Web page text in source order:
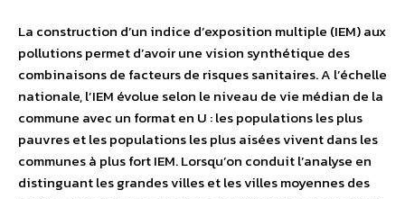
La construction d’un indice d’exposition multiple (IEM) aux
pollutions permet d’avoir une vision synthétique des
combinaisons de facteurs de risques sanitaires. A l’échelle
nationale, l’IEM évolue selon le niveau de vie médian de la
commune avec un format en U : les populations les plus
pauvres et les populations les plus aisées vivent dans les
communes à plus fort IEM. Lorsqu’on conduit l’analyse en
distinguant les grandes villes et les villes moyennes des